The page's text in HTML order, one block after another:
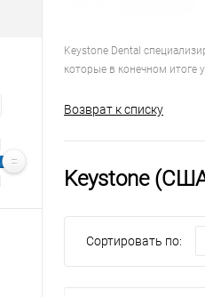
Keystone Dental
которые в конечном итоге
Возврат к списку
Keystone
Сортировать по: